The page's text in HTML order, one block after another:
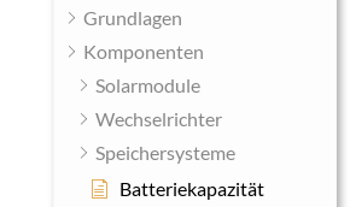
Grundlagen
Komponenten
Solarmodule
Wechselrichter
Speichersysteme
Batteriekapazität